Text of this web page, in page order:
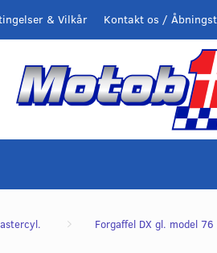
Kontakt os /
& Vilkår
Forgaffel DX gl. model 76